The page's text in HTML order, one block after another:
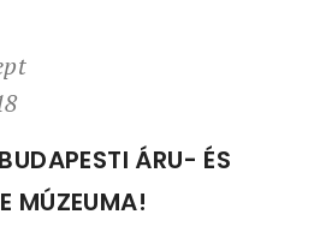
ÁRU- ÉS
MÚZEUMA!